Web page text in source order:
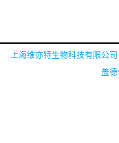
上海维亦特生物科技有限公司
盖德